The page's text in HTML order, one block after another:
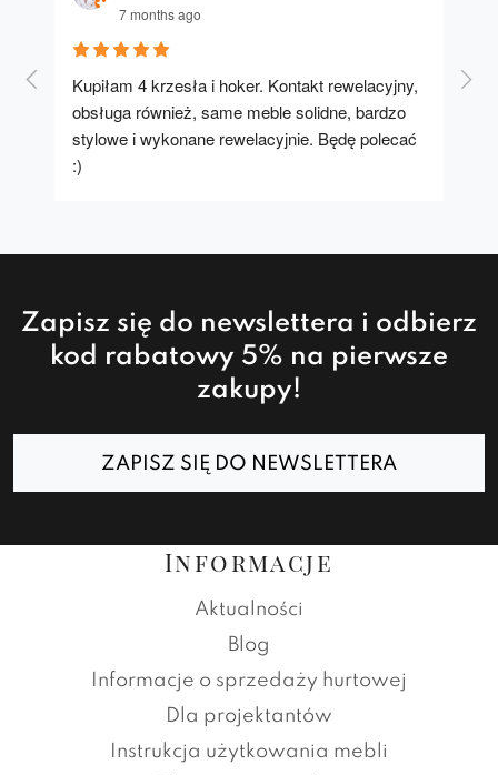
7 months ago
Kupiłam 4 krzesła i hoker. Kontakt rewelacyjny,
obsługa również, same meble solidne, bardzo
stylowe i wykonane rewelacyjnie. Będę polecać
:)
A
Zapisz się do newslettera i odbierz
kod rabatowy 5% na pierwsze
zakupy!
ZAPISZ SIĘ DO NEWSLETTERA
Informacje
Aktualności
Blog
Informacje o sprzedaży hurtowej
Dla projektantów
Instrukcja użytkowania mebli